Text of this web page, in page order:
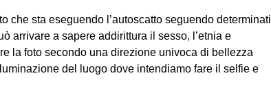
che sta eseguendo l’autoscatto seguendo determinati
arrivare a sapere addirittura il sesso, l’etnia e
la foto secondo una direzione univoca di bellezza
del luogo dove intendiamo fare il selfie e